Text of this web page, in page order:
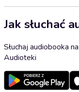
Jak słuchać
Słuchaj audiobooka
Audioteki